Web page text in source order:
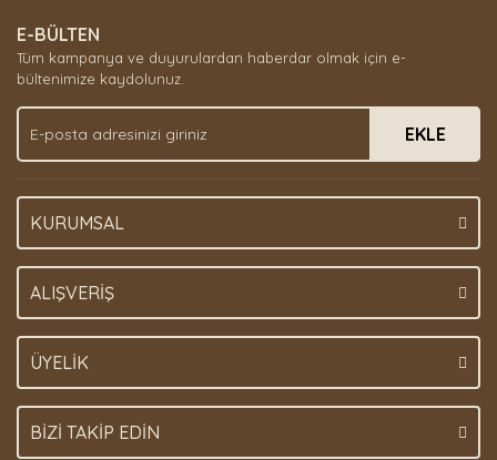
Ürün açıklamasında eksik bilgiler bulunuyor.
Ürün bilgilerinde hatalar bulunuyor.
Ürün fiyatı diğer sitelerden daha pahalı.
Bu ürüne benzer farklı alternatifler olmalı.
E-BÜLTEN
Tüm kampanya ve duyurulardan haberdar olmak için e-
bültenimize kaydolunuz.
EKLE
KURUMSAL
ALIŞVERİŞ
ÜYELİK
BİZİ TAKİP EDİN